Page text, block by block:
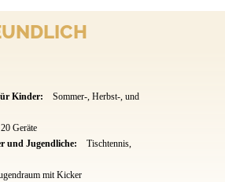
Kinder:
Sommer-, Herbst-, und
Geräte
und Jugendliche:
Tischtennis,
mit Kicker